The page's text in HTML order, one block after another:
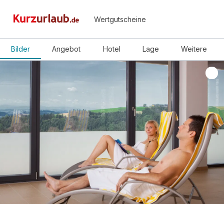
Wertgutscheine
Bilder Angebot Hotel Lage Weitere